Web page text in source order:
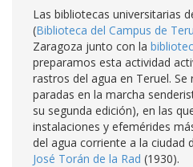
Las bibliotecas universitarias
(Biblioteca del Campus de
Zaragoza junto con la
preparamos esta actividad
rastros del agua en Teruel.
paradas en la marcha
su segunda edición), en las
instalaciones y efemérides
del agua corriente a la ciudad
José Torán de la Rad (1930).